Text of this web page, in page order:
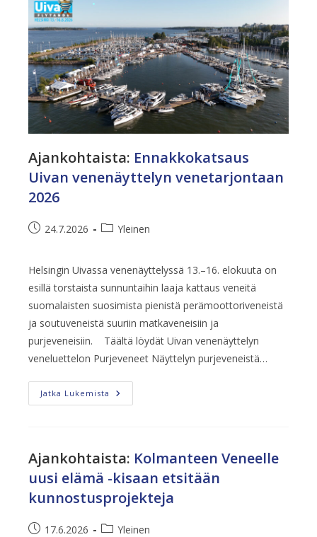
Ajankohtaista: Ennakkokatsaus
Uivan venenäyttelyn venetarjontaan
2026
Artikkeli24.7.2026
Artikkelin
Yleinen
Helsingin Uivassa venenäyttelyssä 13.–16. elokuuta on
esillä torstaista sunnuntaihin laaja kattaus veneitä
suomalaisten suosimista pienistä perämoottoriveneistä
ja soutuveneistä suuriin matkaveneisiin ja
purjeveneisiin. Täältä löydät Uivan venenäyttelyn
veneluettelon Purjeveneet Näyttelyn purjeveneistä…
Jatka Lukemista Ennakkokatsaus
Uivan
Ajankohtaista: Kolmanteen Veneelle
uusi elämä -kisaan etsitään
kunnostusprojekteja
Artikkeli17.6.2026
Artikkelin
Yleinen